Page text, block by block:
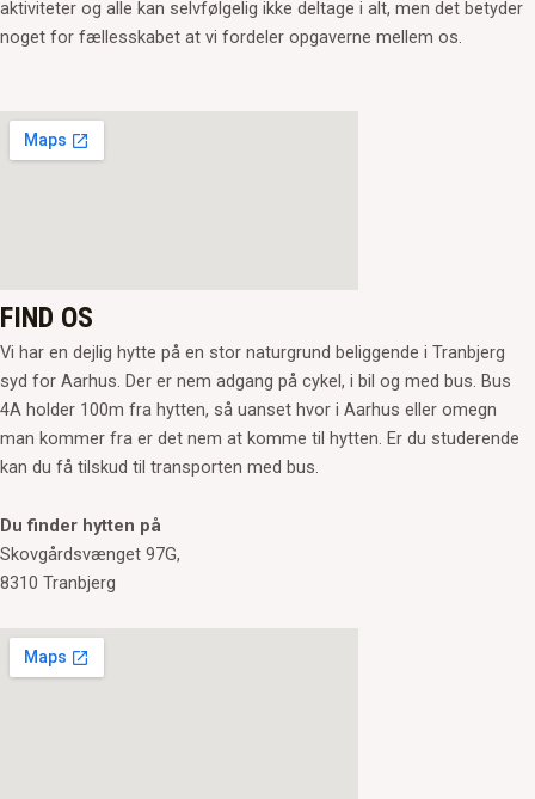
aktiviteter og alle kan selvfølgelig ikke deltage i alt, men det betyder
noget for fællesskabet at vi fordeler opgaverne mellem os.
FIND OS
Vi har en dejlig hytte på en stor naturgrund beliggende i Tranbjerg
syd for Aarhus. Der er nem adgang på cykel, i bil og med bus. Bus
4A holder 100m fra hytten, så uanset hvor i Aarhus eller omegn
man kommer fra er det nem at komme til hytten. Er du studerende
kan du få tilskud til transporten med bus.
Du finder hytten på
Skovgårdsvænget 97G,
8310 Tranbjerg